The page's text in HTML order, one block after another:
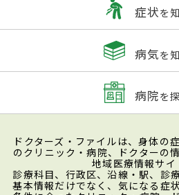
症状を
病気を
病院を
ドクターズ・ファイルは、身体の
のクリニック・病院、ドクターの
地域医療情報サイ
診療科目、行政区、沿線・駅、診
基本情報だけでなく、気になる症